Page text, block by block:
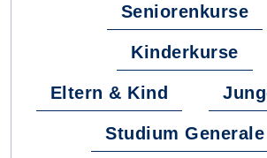
Seniorenkurse
Kinderkurse
Eltern & Kind
Studium Generale